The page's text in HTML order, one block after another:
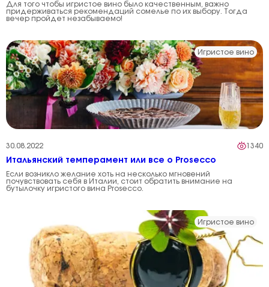
Для того чтобы игристое вино было качественным, важно
придерживаться рекомендаций сомелье по их выбору. Тогда
вечер пройдет незабываемо!
Игристое вино
30.08.2022 1340
Итальянский темперамент или все о Prosecco
Если возникло желание хоть на несколько мгновений
почувствовать себя в Италии, стоит обратить внимание на
бутылочку игристого вина Prosecco.
Игристое вино